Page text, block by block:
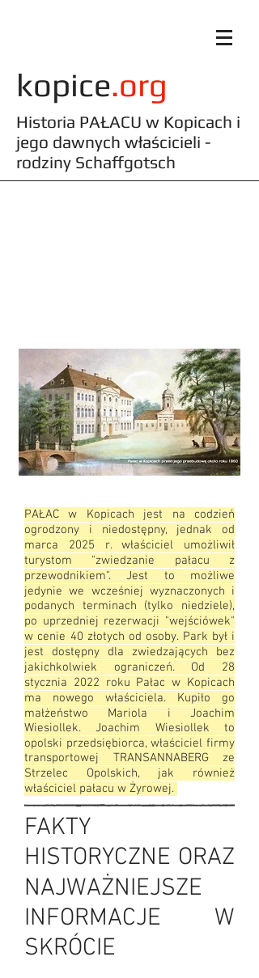
kopice.org
Historia PAŁACU w Kopicach i
jego dawnych właścicieli -
rodziny Schaffgotsch
PAŁAC w Kopicach jest na codzień
ogrodzony i niedostępny, jednak od
marca 2025 r. właściciel umożliwił
turystom "zwiedzanie pałacu z
przewodnikiem". Jest to możliwe
jedynie we wcześniej wyznaczonych i
podanych terminach (tylko niedziele),
po uprzedniej rezerwacji "wejściówek"
w cenie 40 złotych od osoby. Park był i
jest dostępny dla zwiedzających bez
jakichkolwiek ograniczeń. Od 28
stycznia 2022 roku Pałac w Kopicach
ma nowego właściciela. Kupiło go
małżeństwo Mariola i Joachim
Wiesiollek. Joachim Wiesiollek to
opolski przedsiębiorca, właściciel firmy
transportowej TRANSANNABERG ze
Strzelec Opolskich, jak również
właściciel pałacu w Żyrowej.
FAKTY
HISTORYCZNE ORAZ
NAJWAŻNIEJSZE
INFORMACJE W
SKRÓCIE